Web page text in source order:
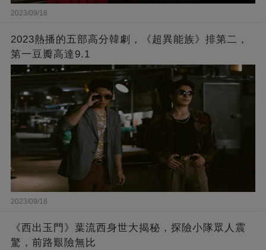
2023/09/18
2023熱播的五部高分韓劇，《超異能族》排第二，
第一豆瓣高達9.1
2023/09/18
《西出玉門》葉流西身世大揭秘，探險小隊眾人震
驚，前路艱險無比